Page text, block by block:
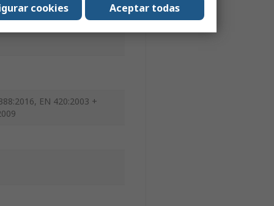
EN 420:2003 +
Aceptar todas
cookies